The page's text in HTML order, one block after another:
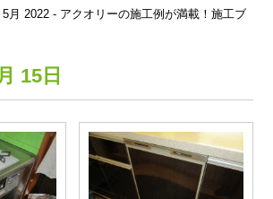
5月 2022 - アクオリーの施工例が満載！施工ブ
15日